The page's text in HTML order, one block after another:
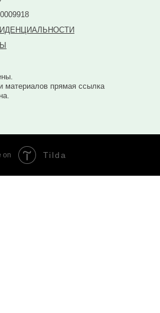
материалов прямая ссылка
on Tilda